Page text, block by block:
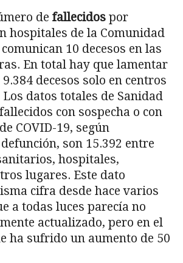
de fallecidos por
hospitales de la Comunidad
10 decesos en las
En total hay que lamentar
decesos solo en centros
datos totales de Sanidad
con sospecha o con
COVID-19, según
son 15.392 entre
hospitales,
lugares. Este dato
cifra desde hace varios
a todas luces parecía no
actualizado, pero en el
ha sufrido un aumento de 50